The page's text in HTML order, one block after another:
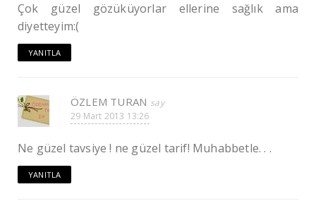
Çok güzel gözüküyorlar ellerine sağlık ama
diyetteyim:(
YANITLA
ÖZLEM TURAN
29 Mart 2013 13:26
Ne güzel tavsiye ! ne güzel tarif! Muhabbetle. . .
YANITLA